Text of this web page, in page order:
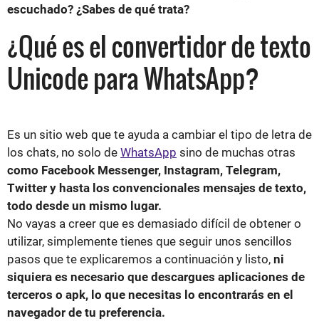
escuchado? ¿Sabes de qué trata?
¿Qué es el convertidor de texto
Unicode para WhatsApp?
Es un sitio web que te ayuda a cambiar el tipo de letra de
los chats, no solo de WhatsApp sino de muchas otras
como Facebook Messenger, Instagram, Telegram,
Twitter y hasta los convencionales mensajes de texto,
todo desde un mismo lugar.
No vayas a creer que es demasiado difícil de obtener o
utilizar, simplemente tienes que seguir unos sencillos
pasos que te explicaremos a continuación y listo, ni
siquiera es necesario que descargues aplicaciones de
terceros o apk, lo que necesitas lo encontrarás en el
navegador de tu preferencia.